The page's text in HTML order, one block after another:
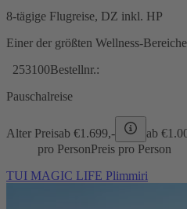
8-tägige Flugreise, DZ inkl. HP
Einer der größten Wellness-
253100Bestellnr.:
Pauschalreise
Alter Preisab €1.699,- ab €
pro PersonPreis pro Person
TUI MAGIC LIFE Plimmiri